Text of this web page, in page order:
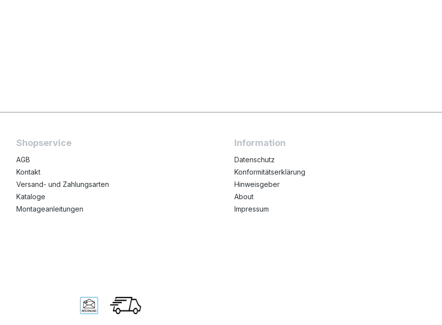
Shopservice
AGB
Kontakt
Versand- und Zahlungsarten
Kataloge
Montageanleitungen
Information
Datenschutz
Konformitätserklärung
Hinweisgeber
About
Impressum